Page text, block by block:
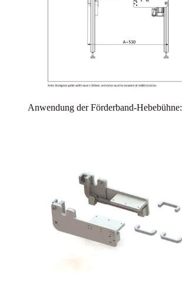
Anwendung der Förderband-Hebebühne: